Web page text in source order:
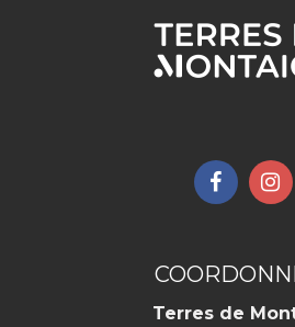
Lien
compte
Lien
Terres de